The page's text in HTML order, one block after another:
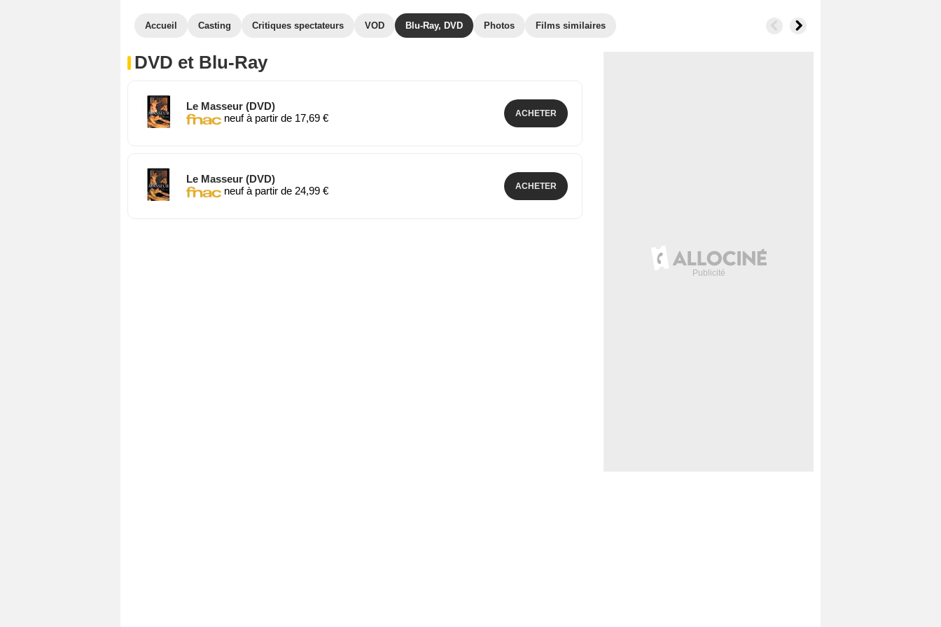
Accueil Casting Critiques spectateurs VOD Blu-Ray, DVD Photos Films similaires
DVD et Blu-Ray
Le Masseur (DVD)
neuf à partir de 17,69 €
ACHETER
Le Masseur (DVD)
neuf à partir de 24,99 €
ACHETER